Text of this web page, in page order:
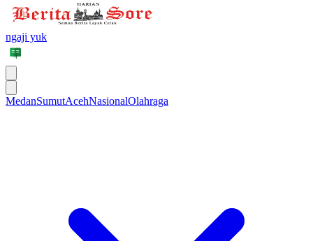
ngaji yuk
MedanSumutAcehNasionalOlahraga